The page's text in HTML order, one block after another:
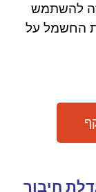
להשתמש
החשמל על
חיבור